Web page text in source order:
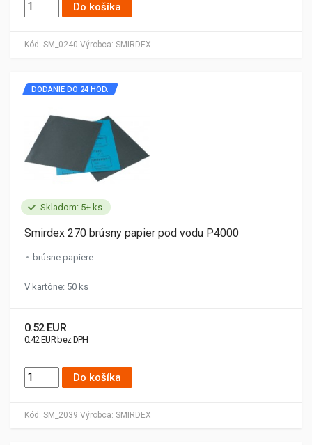
Kód: SM_0240 Výrobca: SMIRDEX
Do košíka
Skladom: 5+ ks
Kód: SM_2039 Výrobca: SMIRDEX
DODANIE DO 24 HOD.
Smirdex 270 brúsny papier pod vodu P4000
brúsne papiere
V kartóne: 50 ks
0.52 EUR
0.42 EUR bez DPH
Do košíka